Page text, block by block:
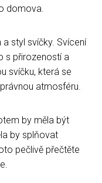
domova.
styl svíčky. Svícení
s přirozeností a
svíčku, která se
atmosféru.
by měla být
by splňovat
pečlivě přečtěte